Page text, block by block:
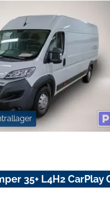
35+ L4H2 CarPlay